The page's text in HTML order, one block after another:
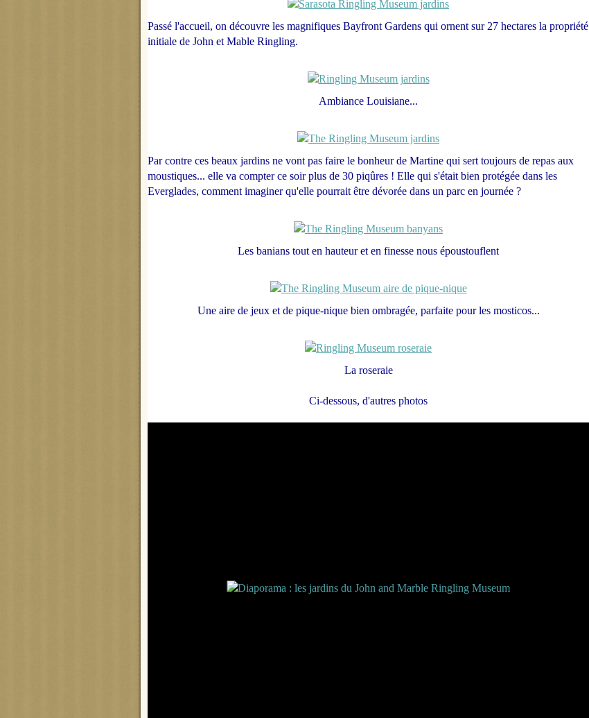
Passé l'accueil, on découvre les magnifiques Bayfront Gardens qui ornent sur 27 hectares la propriété
initiale de John et Mable Ringling.
Ambiance Louisiane...
Par contre ces beaux jardins ne vont pas faire le bonheur de Martine qui sert toujours de repas aux
moustiques... elle va compter ce soir plus de 30 piqûres ! Elle qui s'était bien protégée dans les
Everglades, comment imaginer qu'elle pourrait être dévorée dans un parc en journée ?
Les banians tout en hauteur et en finesse nous époustouflent
Une aire de jeux et de pique-nique bien ombragée, parfaite pour les mosticos...
La roseraie
Ci-dessous, d'autres photos